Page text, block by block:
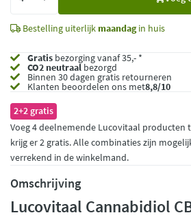
Bestelling uiterlijk maandagin huis
Gratis bezorging vanaf 35,- *
CO2 neutraalbezorgd
Binnen 30 dagen gratis retourneren
Klanten beoordelen ons met8,8/10
2+2 gratis
Voeg 4 deelnemende Lucovitaal producten
krijg er 2 gratis. Alle combinaties zijn
verrekend in de winkelmand.
Omschrijving
Lucovitaal Cannabidiol